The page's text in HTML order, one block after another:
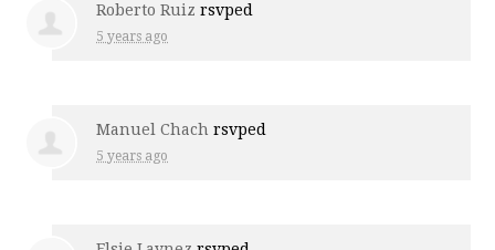
Roberto Ruiz rsvped
5 years ago
Manuel Chach rsvped
5 years ago